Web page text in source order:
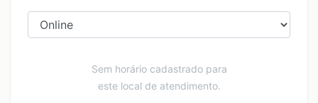
Sem horário cadastrado para
este local de atendimento.